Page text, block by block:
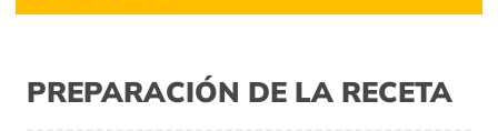
PREPARACIÓN DE LA RECETA